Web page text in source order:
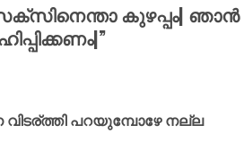
കുഴപ്പം| ഞാൻ
”
വിടര്ത്തി പറയുമ്പോഴേ നല്ല